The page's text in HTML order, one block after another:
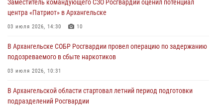
Заместитель командующего СЗО Росгвардии оценил потенциал
центра «Патриот» в Архангельске
03 июля 2026, 14:30 10
В Архангельске СОБР Росгвардии провел операцию по задержанию
подозреваемого в сбыте наркотиков
03 июля 2026, 10:31
В Архангельской области стартовал летний период подготовки
подразделений Росгвардии